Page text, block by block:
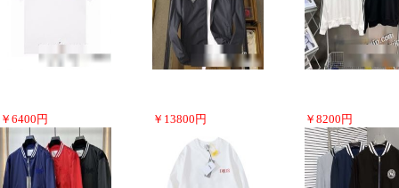
￥ 6400 円 ￥ 13800 円 ￥ 8200 円